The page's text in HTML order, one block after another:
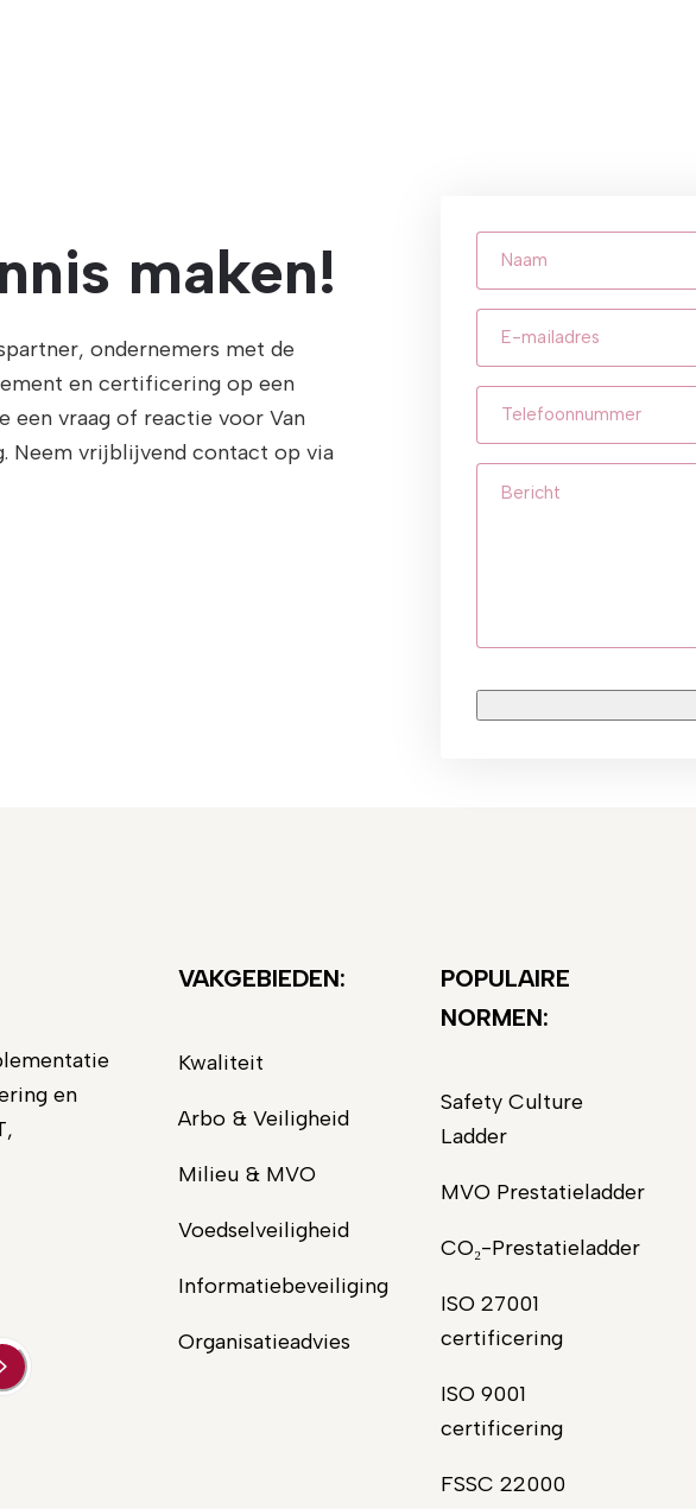
maken!
ondernemers met de
en certificering op een
een vraag of reactie voor Van
Neem vrijblijvend contact op via
Naam
mailadres
Telefoonnummer
CAPTCHA
en
VAKGEBIEDEN:
Kwaliteit
Arbo & Veiligheid
Milieu & MVO
Voedselveiligheid
Informatiebeveiliging
Organisatieadvies
POPULAIRE
NORMEN:
Safety Culture
Ladder
MVO Prestatieladder
CO₂-Prestatieladder
ISO 27001
certificering
ISO 9001
certificering
FSSC 22000